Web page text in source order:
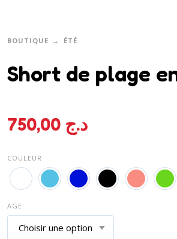
BOUTIQUE ÉTÉ
Short de plage
د.ج 750,00
COULEUR
AGE